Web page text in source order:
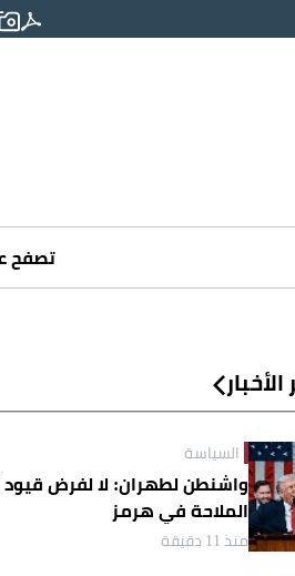
تصفح
الأخبار
السياسة
واشنطن لطهران: لا لفرض
الملاحة في هرمز
منذ 11 دقيقة